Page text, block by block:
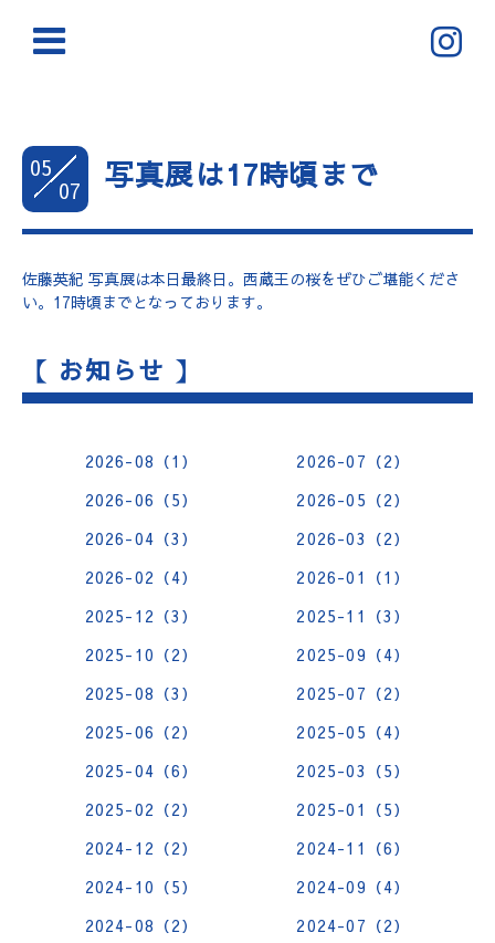
05
07
写真展は17時頃まで
佐藤英紀 写真展は本日最終日。西蔵王の桜をぜひご堪能くださ
い。17時頃までとなっております。
【 お知らせ 】
2026-08（1）
2026-07（2）
2026-06（5）
2026-05（2）
2026-04（3）
2026-03（2）
2026-02（4）
2026-01（1）
2025-12（3）
2025-11（3）
2025-10（2）
2025-09（4）
2025-08（3）
2025-07（2）
2025-06（2）
2025-05（4）
2025-04（6）
2025-03（5）
2025-02（2）
2025-01（5）
2024-12（2）
2024-11（6）
2024-10（5）
2024-09（4）
2024-08（2）
2024-07（2）